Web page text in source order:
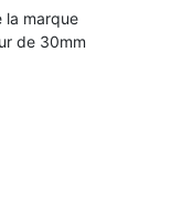
la marque
de 30mm